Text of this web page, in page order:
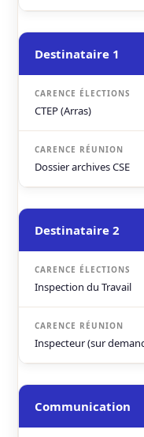
Destinataire 1
CTEP (Arras)
Dossier archives CSE
Destinataire 2
Inspection du Travail
Inspecteur (sur
Communication